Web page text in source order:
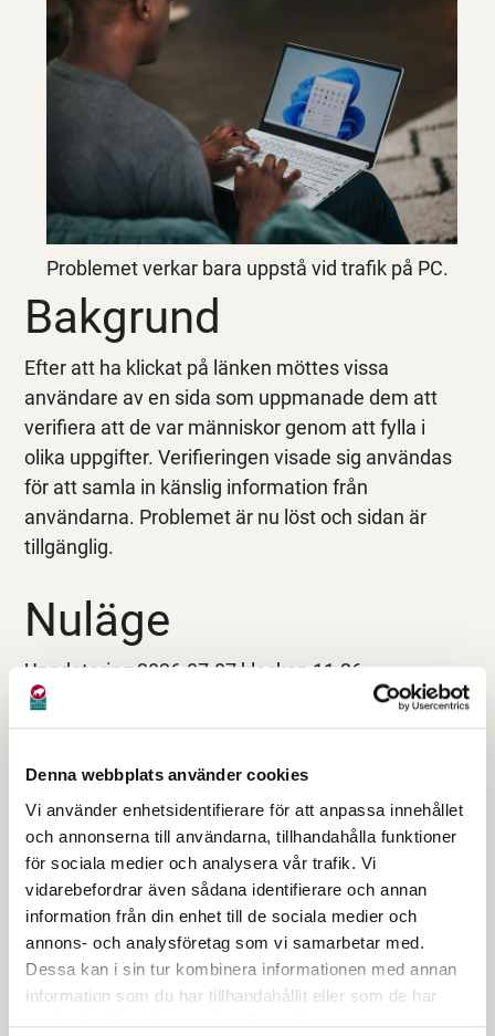
Denna webbplats använder cookies
Vi använder enhetsidentifierare för att anpassa innehållet
och annonserna till användarna, tillhandahålla funktioner
för sociala medier och analysera vår trafik. Vi
vidarebefordrar även sådana identifierare och annan
information från din enhet till de sociala medier och
annons- och analysföretag som vi samarbetar med.
Dessa kan i sin tur kombinera informationen med annan
information som du har tillhandahållit eller som de har
Problemet verkar bara uppstå vid trafik på PC.
Bakgrund
Efter att ha klickat på länken möttes vissa
användare av en sida som uppmanade dem att
verifiera att de var människor genom att fylla i
olika uppgifter. Verifieringen visade sig användas
för att samla in känslig information från
användarna. Problemet är nu löst och sidan är
tillgänglig.
Nuläge
Uppdatering 2026-07-07 klockan 11.26
Efter phishingattacken har Verket.se tillfälligt varit
webbplatsen. Det primära hotet, som syftade till
att lura besökare att lämna ut känsliga uppgifter,
bedöms nu vara åtgärdat.
I samband med arbetet har även viss främmande
kod upptäckts och håller på att rensas bort. Enligt
IT-specialistens bedömning är denna kod inte
skadlig.